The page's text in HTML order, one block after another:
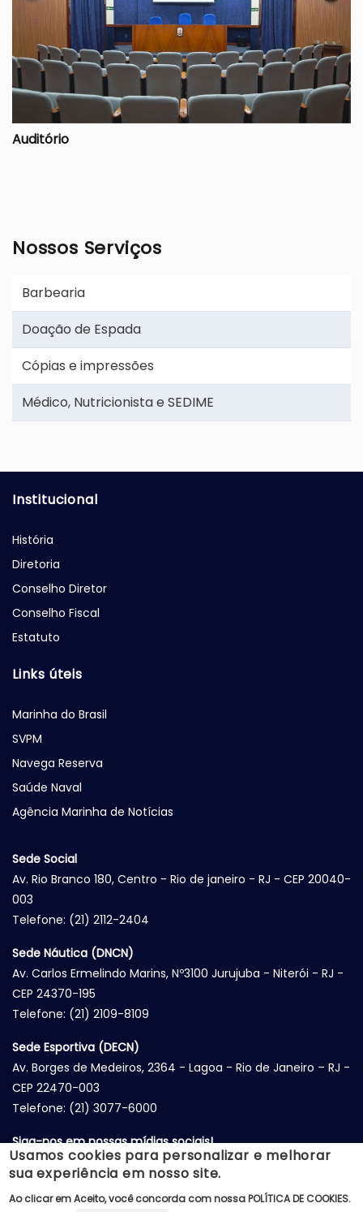
Auditório
Nossos Serviços
Barbearia
Doação de Espada
Cópias e impressões
Médico, Nutricionista e SEDIME
Institucional
História
Diretoria
Conselho Diretor
Conselho Fiscal
Estatuto
Links úteis
Marinha do Brasil
SVPM
Navega Reserva
Saúde Naval
Agência Marinha de Notícias
Sede Social
Av. Rio Branco 180, Centro - Rio de janeiro - RJ - CEP 20040-
003
Telefone: (21) 2112-2404
Sede Náutica (DNCN)
Av. Carlos Ermelindo Marins, Nº3100 Jurujuba - Niterói - RJ -
CEP 24370-195
Telefone: (21) 2109-8109
Sede Esportiva (DECN)
Av. Borges de Medeiros, 2364 - Lagoa - Rio de Janeiro – RJ -
CEP 22470-003
Telefone: (21) 3077-6000
Siga-nos em nossas mídias sociais!
Usamos cookies para personalizar e melhorar
sua experiência em nosso site.
Ao clicar em Aceito, você concorda com nossaPOLÍTICA DE COOKIES.